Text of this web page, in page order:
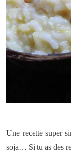
Une recette super
soja… Si tu as des